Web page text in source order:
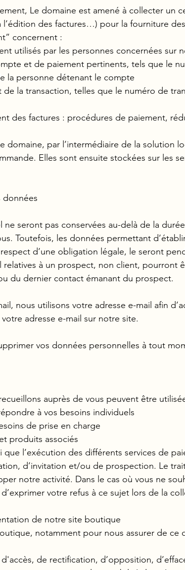
Le domaine est amené à collecter un
l’édition des factures…) pour la fourniture
concernent :
utilisés par les personnes concernées sur
et de paiement pertinents, tels que le
la personne détenant le compte
la transaction, telles que le numéro de
des factures : procédures de paiement,
domaine, par l’intermédiaire de la solution
Elles sont ensuite stockées sur les
données
seront pas conservées au-delà de la
Toutefois, les données permettant
d’une obligation légale, le seront
relatives à un prospect, non client, pourront
du dernier contact émanant du prospect.
nous utilisons votre adresse e-mail afin
adresse e-mail sur notre site.
vos données personnelles à tout
auprès de vous peuvent être
à vos besoins individuels
de prise en charge
produits associés
que l’exécution des différents services de
d’invitation et/ou de prospection. Le
notre activité. Dans le cas où vous ne
votre refus à ce sujet lors de la
de notre site boutique
notamment pour nous assurer de ce
de rectification, d’opposition,